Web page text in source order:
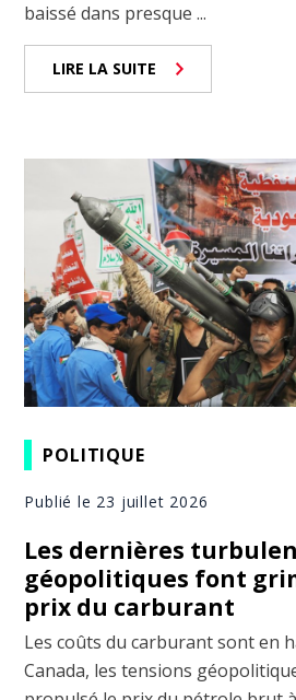
baissé dans presque ...
LIRE LA SUITE
POLITIQUE
Publié le 23 juillet 2026
Les dernières
géopolitiques font
prix du carburant
Les coûts du carburant sont en
Canada, les tensions